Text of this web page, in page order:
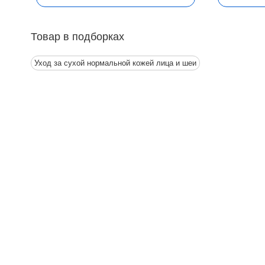
Товар в подборках
Уход за сухой нормальной кожей лица и шеи